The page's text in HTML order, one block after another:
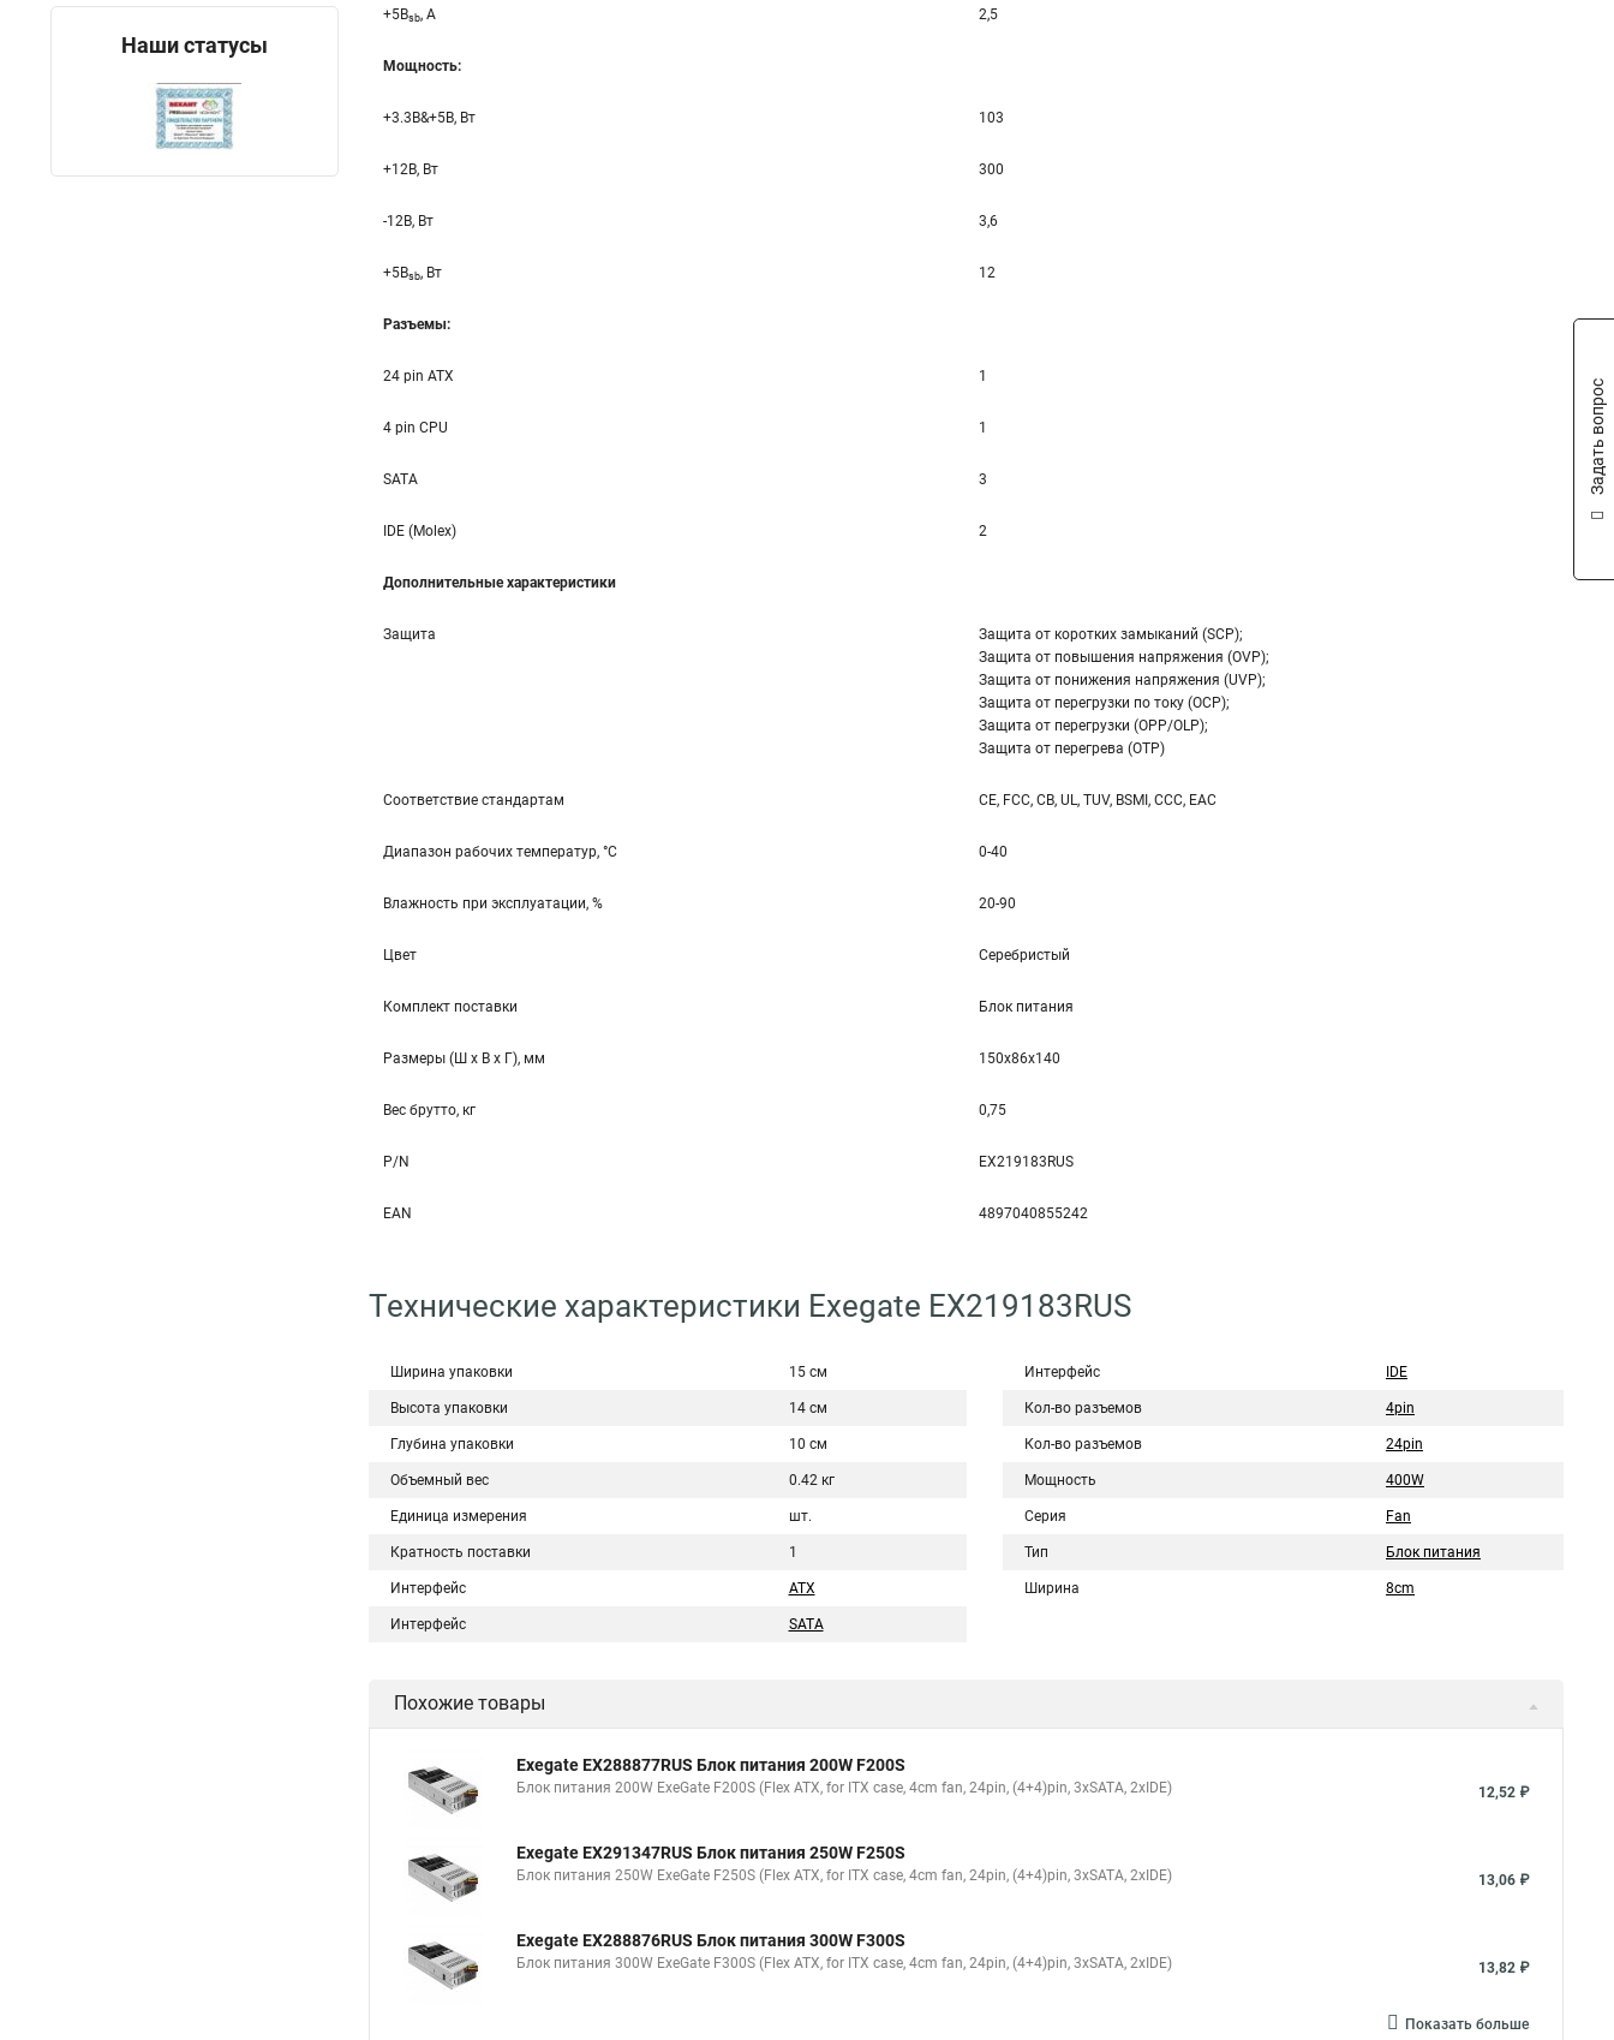
Наши статусы
+5Bsb, A 2,5
Мощность:
+3.3B&+5B, Вт 103
+12B, Вт 300
-12B, Вт 3,6
+5Bsb, Вт 12
Разъемы:
24 pin ATX 1
4 pin CPU 1
SATA 3
IDE (Molex) 2
Дополнительные характеристики
Защита
Защита от коротких замыканий (SCP);
Защита от повышения напряжения (OVP);
Защита от понижения напряжения (UVP);
Защита от перегрузки по току (OCP);
Защита от перегрузки (OPP/OLP);
Защита от перегрева (OTP)
Соответствие стандартам CE, FCC, CB, UL, TUV, BSMI, CCC, EAC
Диапазон рабочих температур, °С 0-40
Влажность при эксплуатации, % 20-90
Цвет Серебристый
Комплект поставки Блок питания
Размеры (Ш x В x Г), мм 150x86x140
Вес брутто, кг 0,75
P/N EX219183RUS
EAN 4897040855242
Технические характеристики Exegate EX219183RUS
Ширина упаковки 15 см
Высота упаковки 14 см
Глубина упаковки 10 см
Объемный вес 0.42 кг
Единица измерения шт.
Кратность поставки 1
Интерфейс ATX
Интерфейс SATA
Интерфейс IDE
Кол-во разъемов 4pin
Кол-во разъемов 24pin
Мощность 400W
Серия Fan
Тип Блок питания
Ширина 8cm
Похожие товары
Exegate EX288877RUS Блок питания 200W F200S
Блок питания 200W ExeGate F200S (Flex ATX, for ITX case, 4cm fan, 24pin, (4+4)pin, 3xSATA, 2xIDE) 12,52 ₽
Exegate EX291347RUS Блок питания 250W F250S
Блок питания 250W ExeGate F250S (Flex ATX, for ITX case, 4cm fan, 24pin, (4+4)pin, 3xSATA, 2xIDE) 13,06 ₽
Exegate EX288876RUS Блок питания 300W F300S
Блок питания 300W ExeGate F300S (Flex ATX, for ITX case, 4cm fan, 24pin, (4+4)pin, 3xSATA, 2xIDE) 13,82 ₽
Показать больше
Задать вопрос